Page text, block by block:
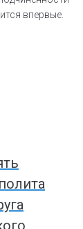
впервые.